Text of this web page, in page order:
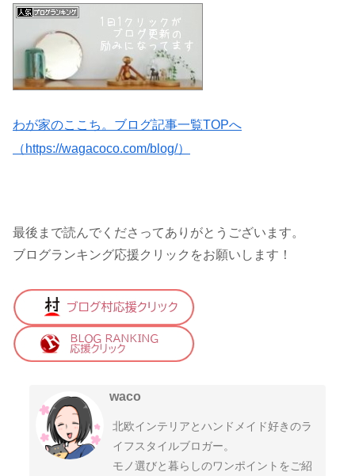
わが家のここち。ブログ記事一覧TOPへ
（https://wagacoco.com/blog/）
最後まで読んでくださってありがとうございます。
ブログランキング応援クリックをお願いします！
waco
北欧インテリアとハンドメイド好きのラ
イフスタイルブロガー。
モノ選びと暮らしのワンポイントをご紹